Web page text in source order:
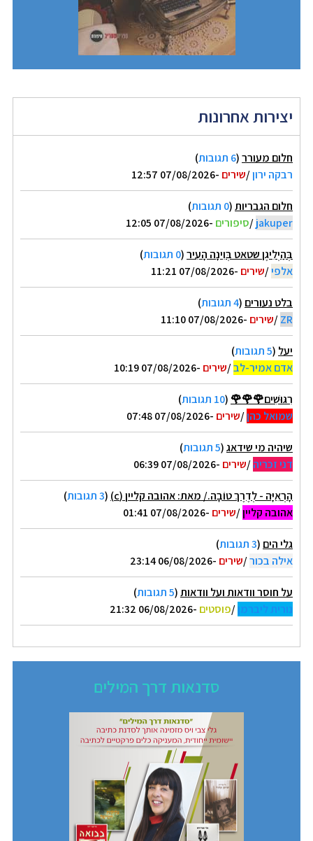
יצירות אחרונות
חלום מעורר(6 תגובות
)
רבקה ירון/שירים -07/08/2026 12:57
חלום הגבריות(0 תגובות
)
jakuper
/סיפורים -07/08/2026 12:05
בְּהַיְלִיגֶן שטאט בְּוִינָה הָעִיר(0 תגובות
)
אלפי/שירים -07/08/2026 11:21
בלט נעורים (4 תגובות
)
ZR
/שירים -07/08/2026 11:10
יעל (5 תגובות
)
אדם אמיר-לב/שירים -07/08/2026 10:19
רִגּוּשִׁים🌹🌹🌹 (10 תגובות
)
שמואל כהן/שירים -07/08/2026 07:48
שיהיה מי שידאג(5 תגובות
)
דני זכריה/שירים -07/08/2026 06:39
הָרְאִיָּה - לְדֶרֶךְ טוֹבָה./ מאת: אהובה קליין (c) (3 תגובות
)
אהובה קליין/שירים -07/08/2026 01:41
גלי הים (3 תגובות
)
אילה בכור/שירים -06/08/2026 23:14
על חוסר וודאות ועל וודאות(5 תגובות
)
נורית ליברמן/פוסטים -06/08/2026 21:32
סדנאות דרך המילים